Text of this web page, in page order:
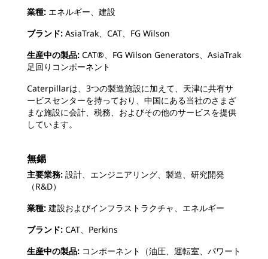
業種: エネルギー、 建設
ブランド: AsiaTrak、CAT、FG Wilson
生産中の製品: CAT®、FG Wilson Generators、AsiaTrak
足回りコンポーネント
Caterpillarは、3つの製造施設に加えて、天津に共有サ
ービスセンターを持っており、中国にある当社のさまざ
まな施設に会計、税務、およびその他のサービスを提供
しています。
無錫
主要業務: 設計、エンジニアリング、製造、研究開発
（R&D）
業種: 建設およびインフラストラクチャ、エネルギー
ブランド: CAT、Perkins
生産中の製品: コンポーネント（油圧、運転室、パワート